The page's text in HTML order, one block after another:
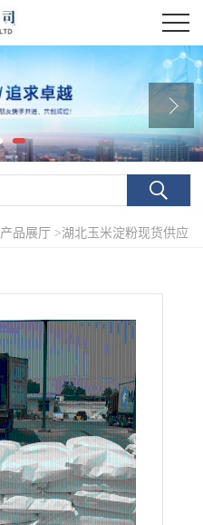
产品展厅 >湖北玉米淀粉现货供应